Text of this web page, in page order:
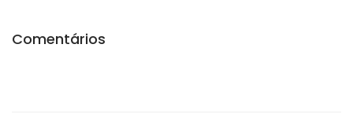
Comentários